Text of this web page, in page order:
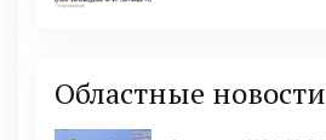
Областные новости